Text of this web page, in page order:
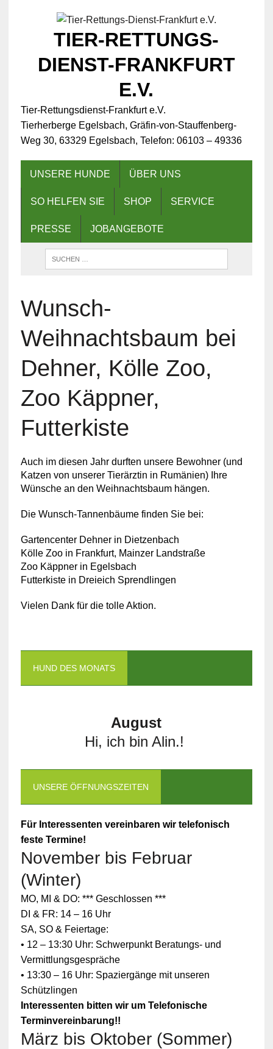
TIER-RETTUNGS-
DIENST-FRANKFURT
E.V.
Tier-Rettungsdienst-Frankfurt e.V.
Tierherberge Egelsbach, Gräfin-von-Stauffenberg-
Weg 30, 63329 Egelsbach, Telefon: 06103 – 49336
UNSERE HUNDE ÜBER UNS
SO HELFEN SIE SHOP SERVICE
PRESSE JOBANGEBOTE
Wunsch-
Weihnachtsbaum bei
Dehner, Kölle Zoo,
Zoo Käppner,
Futterkiste
Auch im diesen Jahr durften unsere Bewohner (und
Katzen von unserer Tierärztin in Rumänien) Ihre
Wünsche an den Weihnachtsbaum hängen.
Die Wunsch-Tannenbäume finden Sie bei:
Gartencenter Dehner in Dietzenbach
Kölle Zoo in Frankfurt, Mainzer Landstraße
Zoo Käppner in Egelsbach
Futterkiste in Dreieich Sprendlingen
Vielen Dank für die tolle Aktion.
HUND DES MONATS
August
Hi, ich bin Alin.!
UNSERE ÖFFNUNGSZEITEN
Für Interessenten vereinbaren wir telefonisch
feste Termine!
November bis Februar
(Winter)
MO, MI & DO: *** Geschlossen ***
DI & FR: 14 – 16 Uhr
SA, SO & Feiertage:
• 12 – 13:30 Uhr: Schwerpunkt Beratungs- und
Vermittlungsgespräche
• 13:30 – 16 Uhr: Spaziergänge mit unseren
Schützlingen
Interessenten bitten wir um Telefonische
Terminvereinbarung!!
März bis Oktober (Sommer)